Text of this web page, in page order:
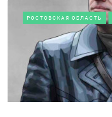
РОСТОВСКАЯ ОБЛАСТЬ